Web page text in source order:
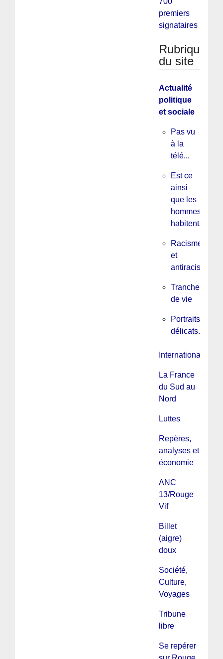
premiers
signataires
Rubriques
du site
Actualité
politique
et sociale
Pas vu
à la
télé...
Est ce
ainsi
que les
hommes
habitent...
Racisme
et
antiracisme
Tranches
de vie
Portraits
délicats...
International
La France
du Sud au
Nord
Luttes
Repères,
analyses et
économie
ANC
13/Rouge
Vif
Billet
(aigre)
doux
Société,
Culture,
Voyages
Tribune
libre
Se repérer